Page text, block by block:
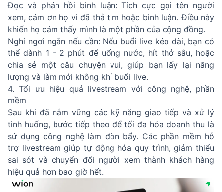
Đọc và phản hồi bình luận: Tích cực gọi tên người
xem, cảm ơn họ vì đã thả tim hoặc bình luận. Điều này
khiến họ cảm thấy mình là một phần của cộng đồng.
Nghỉ ngơi ngắn nếu cần: Nếu buổi live kéo dài, bạn có
thể dành 1 - 2 phút để uống nước, hít thở sâu, hoặc
chia sẻ một câu chuyện vui, giúp bạn lấy lại năng
lượng và làm mới không khí buổi live.
4. Tối ưu hiệu quả livestream với công nghệ, phần
mềm
Sau khi đã nắm vững các kỹ năng giao tiếp và xử lý
tình huống, bước tiếp theo để tối đa hóa doanh thu là
sử dụng công nghệ làm đòn bẩy. Các phần mềm hỗ
trợ livestream giúp tự động hóa quy trình, giảm thiểu
sai sót và chuyển đổi người xem thành khách hàng
hiệu quả hơn bao giờ hết.